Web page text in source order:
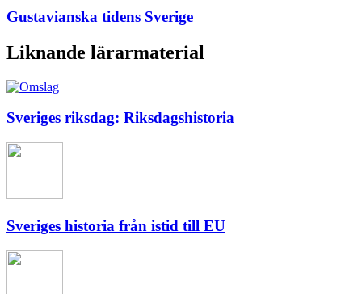
Gustavianska tidens Sverige
Liknande lärarmaterial
Sveriges riksdag: Riksdagshistoria
Sveriges historia från istid till EU